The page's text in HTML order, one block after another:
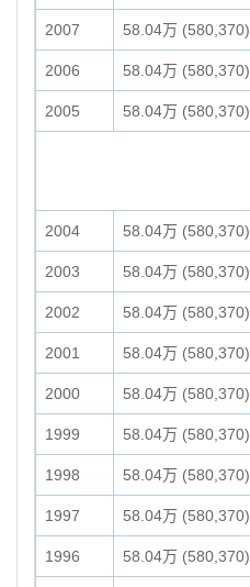
2007 58.04万 (580,370)
2006 58.04万 (580,370)
2005 58.04万 (580,370)
2004 58.04万 (580,370)
2003 58.04万 (580,370)
2002 58.04万 (580,370)
2001 58.04万 (580,370)
2000 58.04万 (580,370)
1999 58.04万 (580,370)
1998 58.04万 (580,370)
1997 58.04万 (580,370)
1996 58.04万 (580,370)